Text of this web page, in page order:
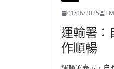
01/06/2025
運輸署：
作順暢